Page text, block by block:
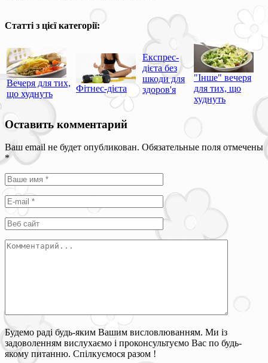
Статті з цієї категорії:
Вечеря для тих,
що худнуть
Фітнес-дієта
Експрес-
дієта без
шкоди для
здоров'я
"Інше" вечеря
для тих, що
худнуть
Оставить комментарий
Ваш email не будет опубликован. Обязательные поля отмечены
*
Будемо раді будь-яким Вашим висловлюванням. Ми із
задоволенням вислухаємо і проконсультуємо Вас по будь-
якому питанню. Спілкуємося разом !